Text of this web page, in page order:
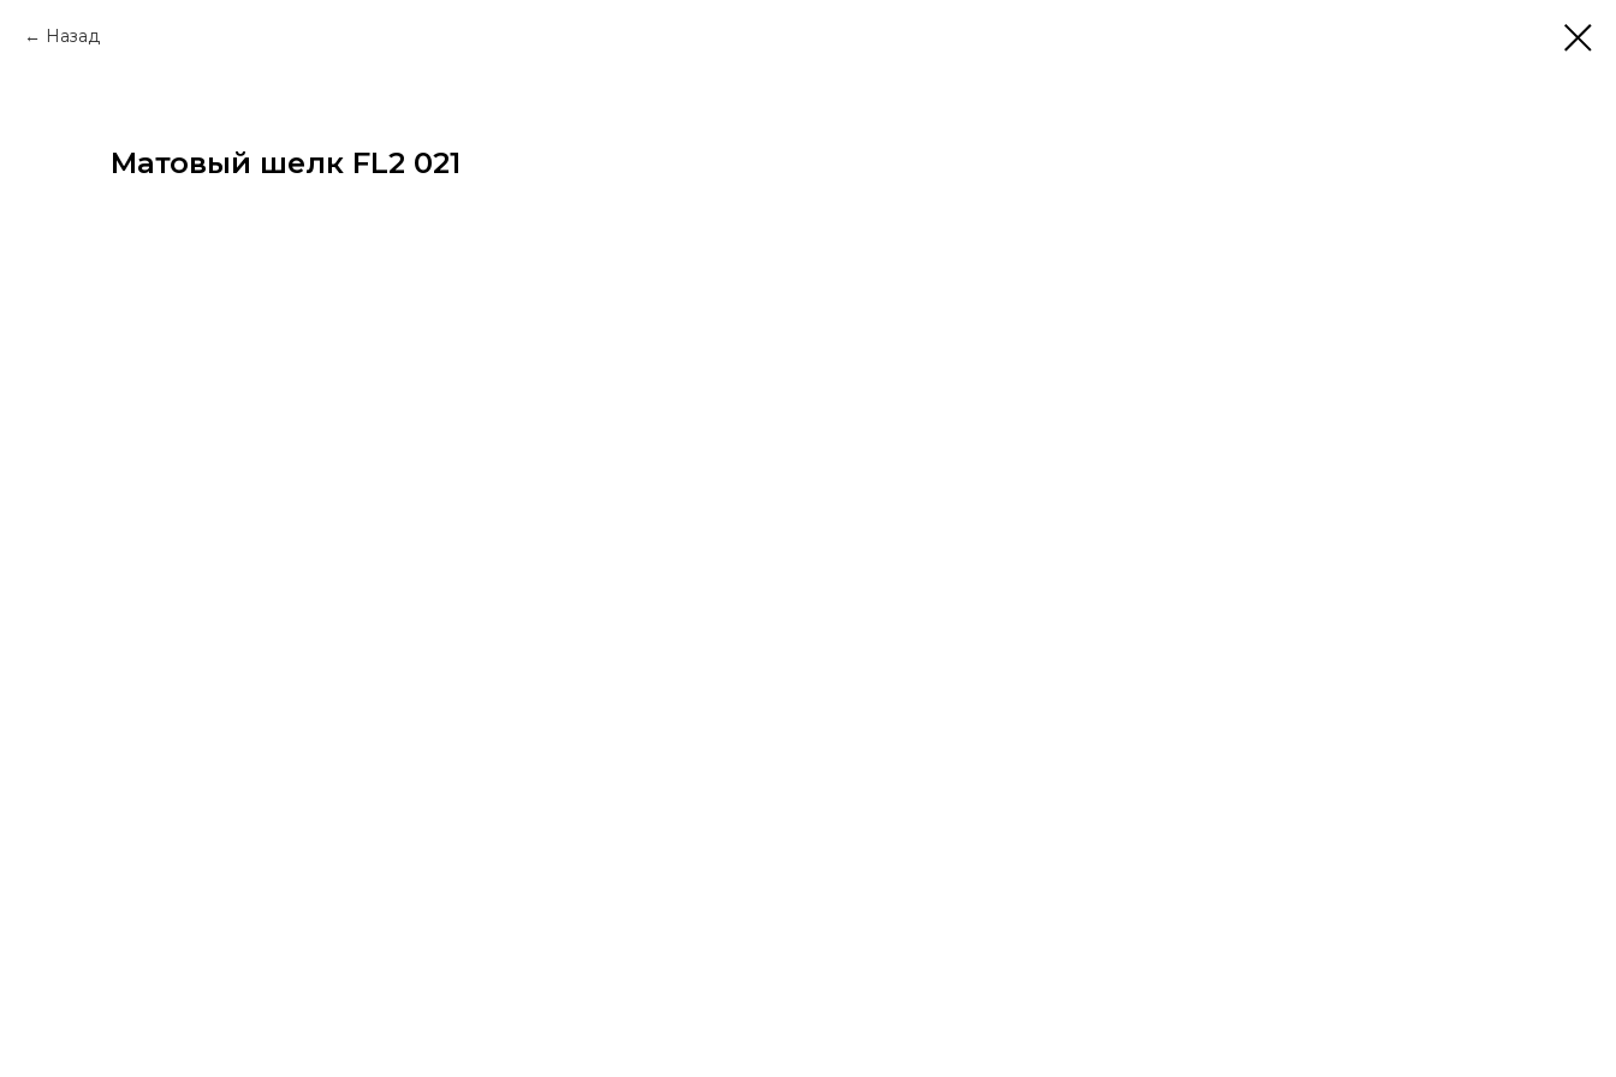
Назад
Матовый шелк FL2 021